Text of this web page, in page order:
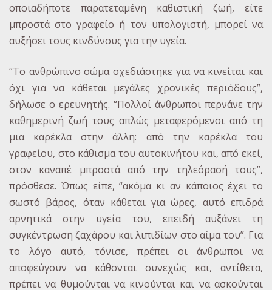
οποιαδήποτε παρατεταμένη καθιστική ζωή, είτε
μπροστά στο γραφείο ή τον υπολογιστή, μπορεί να
αυξήσει τους κινδύνους για την υγεία.
“Το ανθρώπινο σώμα σχεδιάστηκε για να κινείται και
όχι για να κάθεται μεγάλες χρονικές περιόδους”,
δήλωσε ο ερευνητής. “Πολλοί άνθρωποι περνάνε την
καθημερινή ζωή τους απλώς μεταφερόμενοι από τη
μια καρέκλα στην άλλη: από την καρέκλα του
γραφείου, στο κάθισμα του αυτοκινήτου και, από εκεί,
στον καναπέ μπροστά από την τηλεόρασή τους”,
πρόσθεσε. Όπως είπε, “ακόμα κι αν κάποιος έχει το
σωστό βάρος, όταν κάθεται για ώρες, αυτό επιδρά
αρνητικά στην υγεία του, επειδή αυξάνει τη
συγκέντρωση ζαχάρου και λιπιδίων στο αίμα του”. Για
το λόγο αυτό, τόνισε, πρέπει οι άνθρωποι να
αποφεύγουν να κάθονται συνεχώς και, αντίθετα,
πρέπει να θυμούνται να κινούνται και να ασκούνται